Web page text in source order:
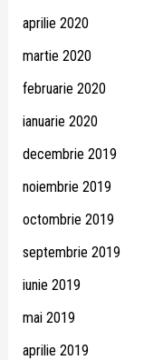
aprilie 2020
martie 2020
februarie 2020
ianuarie 2020
decembrie 2019
noiembrie 2019
octombrie 2019
septembrie 2019
iunie 2019
mai 2019
aprilie 2019